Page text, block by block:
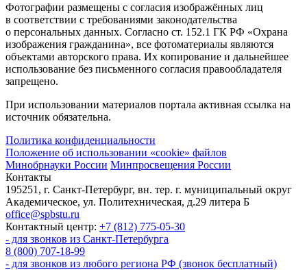
Фотографии размещены с согласия изображённых лиц
в соответствии с требованиями законодательства
о персональных данных. Согласно ст. 152.1 ГК РФ «Охрана
изображения гражданина», все фотоматериалы являются
объектами авторского права. Их копирование и дальнейшее
использование без письменного согласия правообладателя
запрещено.
При использовании материалов портала активная ссылка на
источник обязательна.
Политика конфиденциальности
Положение об использовании «cookie» файлов
Минобрнауки России Минпросвещения России
Контакты
195251, г. Санкт-Петербург, вн. тер. г. муниципальный округ
Академическое, ул. Политехническая, д.29 литера Б
office@spbstu.ru
Контактный центр: +7 (812) 775-05-30
- для звонков из Санкт-Петербурга
8 (800) 707-18-99
- для звонков из любого региона РФ (звонок бесплатный)